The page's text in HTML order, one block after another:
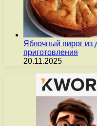
Яблочный пирог из
приготовления
20.11.2025